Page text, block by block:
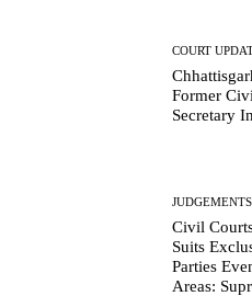
COURT
Former
Secretary
JUDGEMENTS
Civil
Suits
Parties
Areas: